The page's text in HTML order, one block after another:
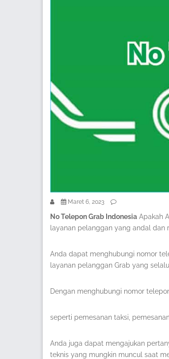
Maret 6, 2023
No Telepon Grab Indonesia Apakah
layanan pelanggan yang andal dan
Anda dapat menghubungi nomor
layanan pelanggan Grab yang
Dengan menghubungi nomor
seperti pemesanan taksi,
Anda juga dapat mengajukan
teknis yang mungkin muncul saat